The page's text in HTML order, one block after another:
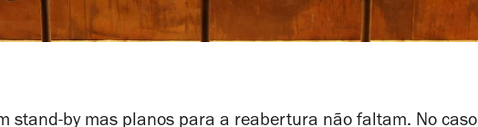
stand-by mas planos para a reabertura não faltam. No caso